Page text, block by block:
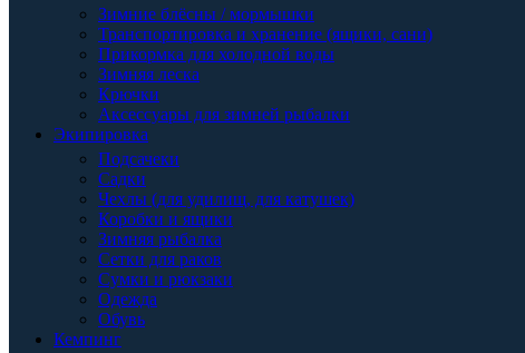
Зимние блёсны / мормышки
Транспортировка и хранение (ящики, сани)
Прикормка для холодной воды
Зимняя леска
Крючки
Аксессуары для зимней рыбалки
Экипировка
Подсачеки
Садки
Чехлы (для удилищ, для катушек)
Коробки и ящики
Зимняя рыбалка
Сетки для раков
Сумки и рюкзаки
Одежда
Обувь
Кемпинг